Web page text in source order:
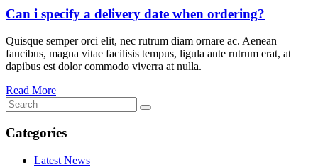
Can i specify a delivery date when ordering?
Quisque semper orci elit, nec rutrum diam ornare ac. Aenean
faucibus, magna vitae facilisis tempus, ligula ante rutrum erat, at
dapibus est dolor commodo viverra at nulla.
Read More
Categories
Latest News